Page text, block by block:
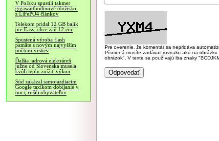
V Poľsku spustili takmer
gigawatthodinové úložisko,
z LiFePO4 článkov
Telekom pridal 12 GB balík
pre Easy, chce zaň 12 eur
Spustená výroba flash
pamäte s novým najvyšším
počtom vrstiev
Ďalšia jadrová elektráreň
južne od Slovenska musela
kvôli teplu znížiť výkon
Súd zakázal samojazdiacim
Google taxíkom dobíjanie v
noci, rušili obyvateľov
Pre overenie, že komentár sa nepridáva
Písmená musíte zadávať rovnako ako na
obrázok". V texte sa používajú iba znaky